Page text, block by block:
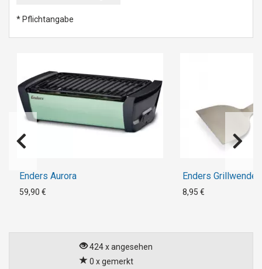
* Pflichtangabe
Enders Aurora
59,90 €
Enders Grillwender
8,95 €
424 x angesehen
0 x gemerkt